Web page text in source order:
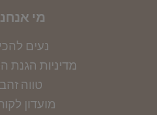
מי
נעים
מדיניות הגנת
טווה זהב
מועדון